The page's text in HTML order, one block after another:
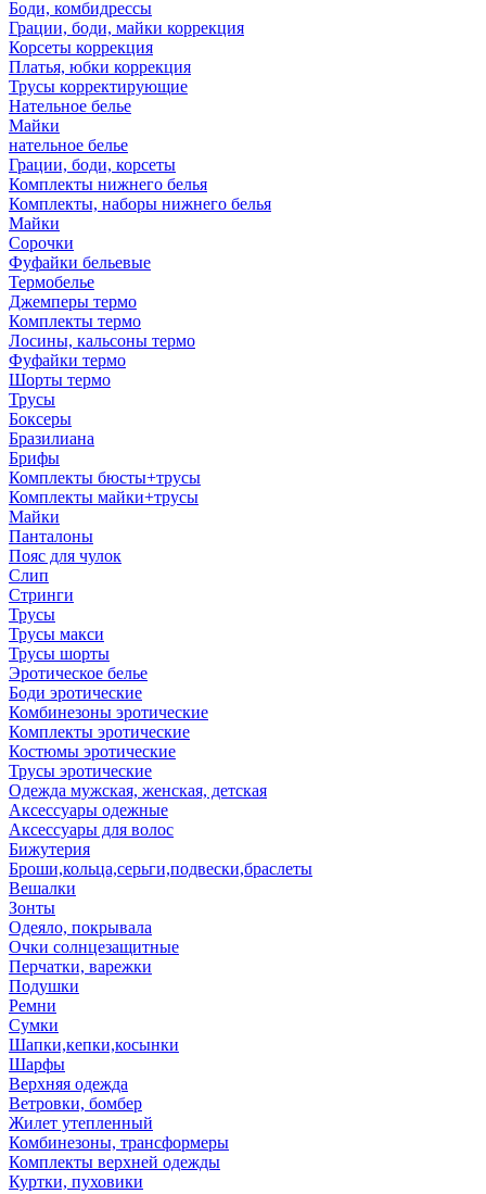
Боди, комбидрессы
Грации, боди, майки коррекция
Корсеты коррекция
Платья, юбки коррекция
Трусы корректирующие
Нательное белье
Майки
нательное белье
Грации, боди, корсеты
Комплекты нижнего белья
Комплекты, наборы нижнего белья
Майки
Сорочки
Фуфайки бельевые
Термобелье
Джемперы термо
Комплекты термо
Лосины, кальсоны термо
Фуфайки термо
Шорты термо
Трусы
Боксеры
Бразилиана
Брифы
Комплекты бюсты+трусы
Комплекты майки+трусы
Майки
Панталоны
Пояс для чулок
Слип
Стринги
Трусы
Трусы макси
Трусы шорты
Эротическое белье
Боди эротические
Комбинезоны эротические
Комплекты эротические
Костюмы эротические
Трусы эротические
Одежда мужская, женская, детская
Аксессуары одежные
Аксессуары для волос
Бижутерия
Броши,кольца,серьги,подвески,браслеты
Вешалки
Зонты
Одеяло, покрывала
Очки солнцезащитные
Перчатки, варежки
Подушки
Ремни
Сумки
Шапки,кепки,косынки
Шарфы
Верхняя одежда
Ветровки, бомбер
Жилет утепленный
Комбинезоны, трансформеры
Комплекты верхней одежды
Куртки, пуховики